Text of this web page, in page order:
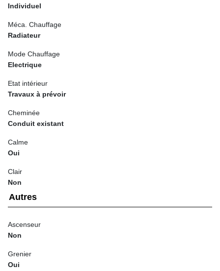
Individuel
Méca. Chauffage
Radiateur
Mode Chauffage
Electrique
Etat intérieur
Travaux à prévoir
Cheminée
Conduit existant
Calme
Oui
Clair
Non
Autres
Ascenseur
Non
Grenier
Oui